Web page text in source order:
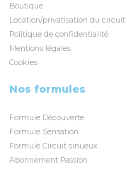
Boutique
Location/privatisation du circuit
Politique de confidentialité
Mentions légales
Cookies
Nos formules
Formule Découverte
Formule Sensation
Formule Circuit sinueux
Abonnement Passion